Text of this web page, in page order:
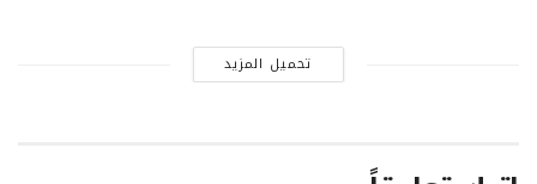
تحميل المزيد